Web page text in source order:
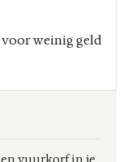
weinig geld